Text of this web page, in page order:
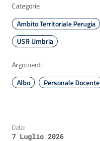
Categorie
Ambito Territoriale Perugia
USR Umbria
Argomenti
Albo
Personale Docente
Data:
7 Luglio 2026